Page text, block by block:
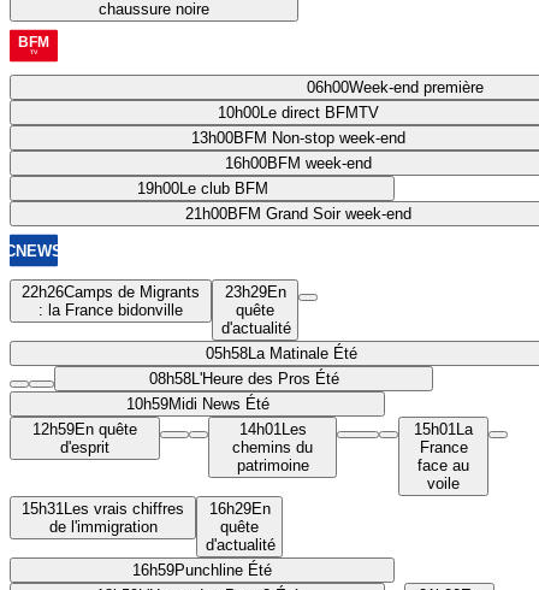
chaussure noire
06h00Week-end première
10h00Le direct BFMTV
13h00BFM Non-stop week-end
16h00BFM week-end
19h00Le club BFM
21h00BFM Grand Soir week-end
22h26Camps de Migrants
: la France bidonville
23h29En
quête
d'actualité
05h58La Matinale Été
08h58L'Heure des Pros Été
10h59Midi News Été
12h59En quête
d'esprit
14h01 Les
chemins du
patrimoine
15h01 La
France
face au
voile
15h31 Les vrais chiffres
de l'immigration
16h29En
quête
d'actualité
16h59Punchline Été